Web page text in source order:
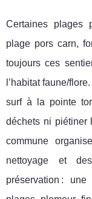
Certaines plages
plage pors carn,
toujours ces
l’habitat faune/
surf à la pointe
déchets ni piétiner
commune
nettoyage et
préservation :